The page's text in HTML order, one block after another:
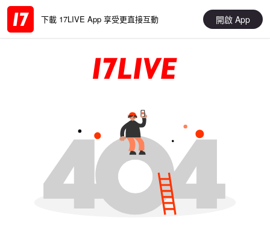
下載 17LIVE App 享受更直接互動 開啟 App